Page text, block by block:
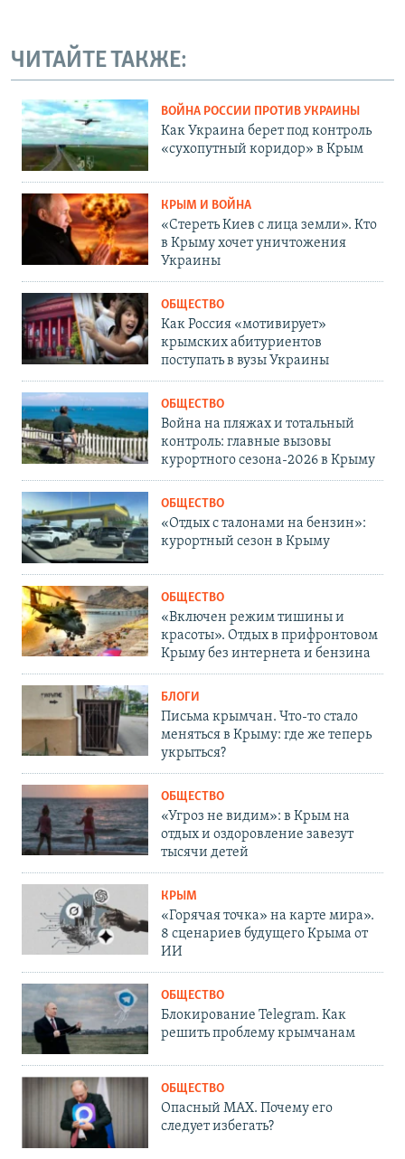
ЧИТАЙТЕ ТАКЖЕ:
ВОЙНА РОССИИ ПРОТИВ УКРАИНЫ
Как Украина берет под контроль
«сухопутный коридор» в Крым
КРЫМ И ВОЙНА
«Стереть Киев с лица земли». Кто
в Крыму хочет уничтожения
Украины
ОБЩЕСТВО
Как Россия «мотивирует»
крымских абитуриентов
поступать в вузы Украины
ОБЩЕСТВО
Война на пляжах и тотальный
контроль: главные вызовы
курортного сезона-2026 в Крыму
ОБЩЕСТВО
«Отдых с талонами на бензин»:
курортный сезон в Крыму
ОБЩЕСТВО
«Включен режим тишины и
красоты». Отдых в прифронтовом
Крыму без интернета и бензина
БЛОГИ
Письма крымчан. Что-то стало
меняться в Крыму: где же теперь
укрыться?
ОБЩЕСТВО
«Угроз не видим»: в Крым на
отдых и оздоровление завезут
тысячи детей
КРЫМ
«Горячая точка» на карте мира».
8 сценариев будущего Крыма от
ИИ
ОБЩЕСТВО
Блокирование Telegram. Как
решить проблему крымчанам
ОБЩЕСТВО
Опасный MAX. Почему его
следует избегать?